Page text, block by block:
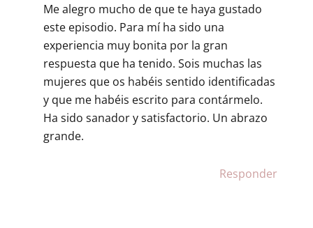
Me alegro mucho de que te haya gustado
este episodio. Para mí ha sido una
experiencia muy bonita por la gran
respuesta que ha tenido. Sois muchas las
mujeres que os habéis sentido identificadas
y que me habéis escrito para contármelo.
Ha sido sanador y satisfactorio. Un abrazo
grande.
Responder